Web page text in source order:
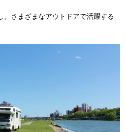
、さまざまなアウトドアで活躍する